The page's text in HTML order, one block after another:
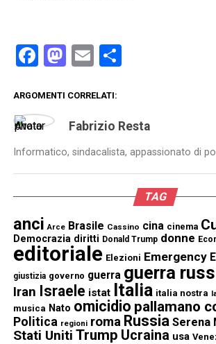
Facebook
Mastodon
EmailCondividi
ARGOMENTI CORRELATI:
Fabrizio Resta
Informatico, sindacalista, appassionato di
TAG
anci Arce Brasile Cassino cina cinema
Democrazia diritti Donald Trump donne
editoriale Elezioni Emergency
giustizia governo guerra guerra
Iran Israele istat Italia italia nostra
musica Nato omicidio pallamano
Politica regioni roma Russia Serena
Stati Uniti Trump Ucraina usa